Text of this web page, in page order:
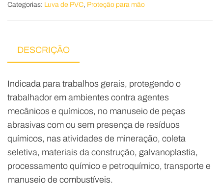
Categorias: Luva de PVC, Proteção para mão
DESCRIÇÃO
Indicada para trabalhos gerais, protegendo o
trabalhador em ambientes contra agentes
mecânicos e químicos, no manuseio de peças
abrasivas com ou sem presença de resíduos
químicos, nas atividades de mineração, coleta
seletiva, materiais da construção, galvanoplastia,
processamento químico e petroquímico, transporte e
manuseio de combustíveis.